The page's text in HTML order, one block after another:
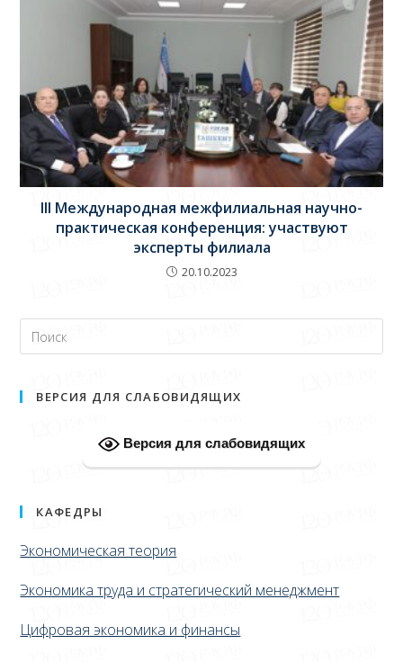
III Международная межфилиальная научно-
практическая конференция: участвуют
эксперты филиала
20.10.2023
ВЕРСИЯ ДЛЯ СЛАБОВИДЯЩИХ
Версия для слабовидящих
КАФЕДРЫ
Экономическая теория
Экономика труда и стратегический менеджмент
Цифровая экономика и финансы